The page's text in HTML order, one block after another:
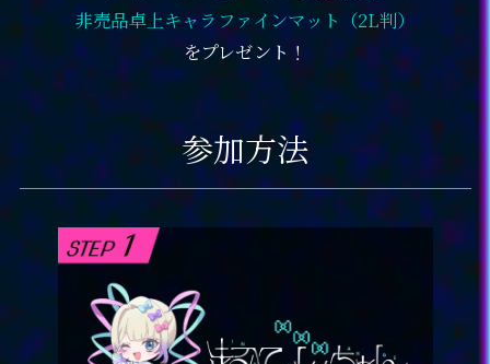
非売品卓上キャラファインマット（2L判）
をプレゼント！
参加方法